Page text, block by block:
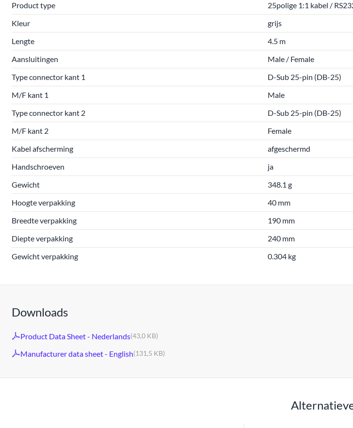
Product type
25polige 1:1 kabel /
Kleur
grijs
Lengte
4.5 m
Aansluitingen
Male / Female
Type connector kant 1
D-Sub 25-pin (DB-25)
M/F kant 1
Male
Type connector kant 2
D-Sub 25-pin (DB-25)
M/F kant 2
Female
Kabel afscherming
afgeschermd
Handschroeven
ja
Gewicht
348.1 g
Hoogte verpakking
40 mm
Breedte verpakking
190 mm
Diepte verpakking
240 mm
Gewicht verpakking
0.304 kg
Downloads
Product Data Sheet - Nederlands(43,0 KB)
Manufacturer data sheet - English(131,5 KB)